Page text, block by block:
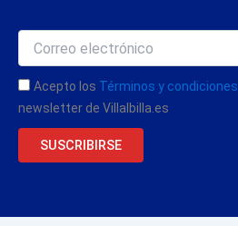
Acepto los Términos y condiciones
newsletter de Villalbilla.es
SUSCRIBIRSE